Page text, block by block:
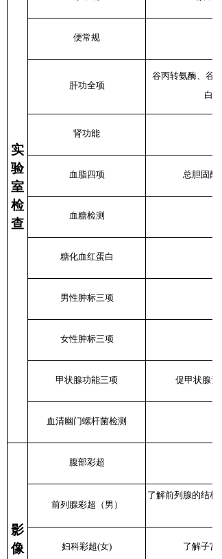
实
验
室
检
查
便常规
肝功全项
谷丙转氨酶、谷
白
肾功能
血脂四项 总胆固醇
血糖检测
糖化血红蛋白
男性肿标三项
女性肿标三项
甲状腺功能三项 促甲状腺素
血清幽门螺杆菌检测
影
像
腹部彩超
前列腺彩超（男）
了解前列腺的结
妇科彩超(女) 了解子宫